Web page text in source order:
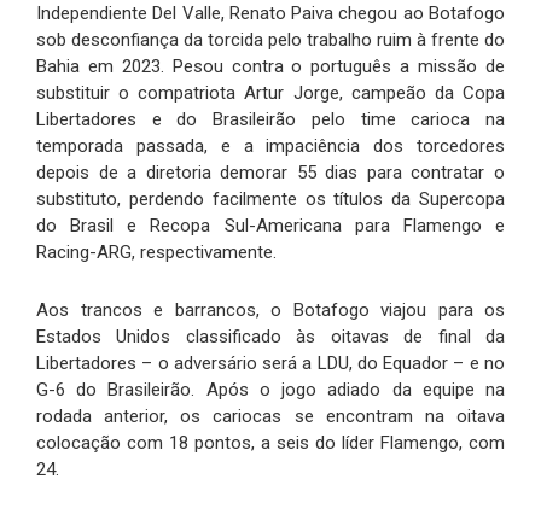
Independiente Del Valle, Renato Paiva chegou ao Botafogo
sob desconfiança da torcida pelo trabalho ruim à frente do
Bahia em 2023. Pesou contra o português a missão de
substituir o compatriota Artur Jorge, campeão da Copa
Libertadores e do Brasileirão pelo time carioca na
temporada passada, e a impaciência dos torcedores
depois de a diretoria demorar 55 dias para contratar o
substituto, perdendo facilmente os títulos da Supercopa
do Brasil e Recopa Sul-Americana para Flamengo e
Racing-ARG, respectivamente.
Aos trancos e barrancos, o Botafogo viajou para os
Estados Unidos classificado às oitavas de final da
Libertadores – o adversário será a LDU, do Equador – e no
G-6 do Brasileirão. Após o jogo adiado da equipe na
rodada anterior, os cariocas se encontram na oitava
colocação com 18 pontos, a seis do líder Flamengo, com
24.